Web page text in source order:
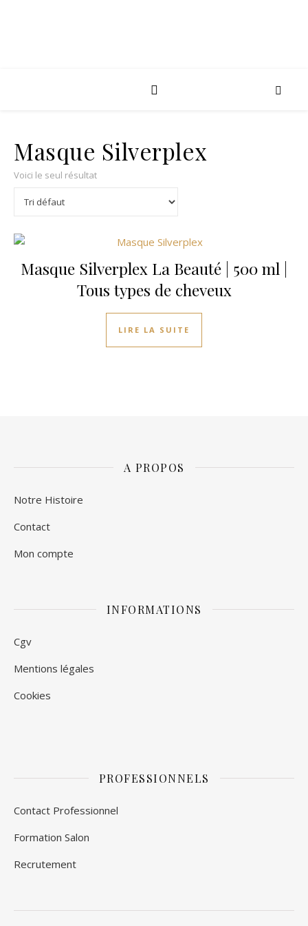
Masque Silverplex
Voici le seul résultat
Masque Silverplex La Beauté | 500 ml |
Tous types de cheveux
LIRE LA SUITE
A PROPOS
Notre Histoire
Contact
Mon compte
INFORMATIONS
Cgv
Mentions légales
Cookies
PROFESSIONNELS
Contact Professionnel
Formation Salon
Recrutement